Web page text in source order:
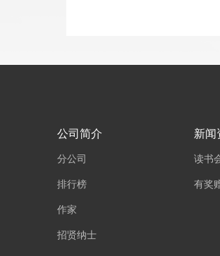
公司简介
分公司
排行榜
作家
招贤纳士
新闻
读书
有奖